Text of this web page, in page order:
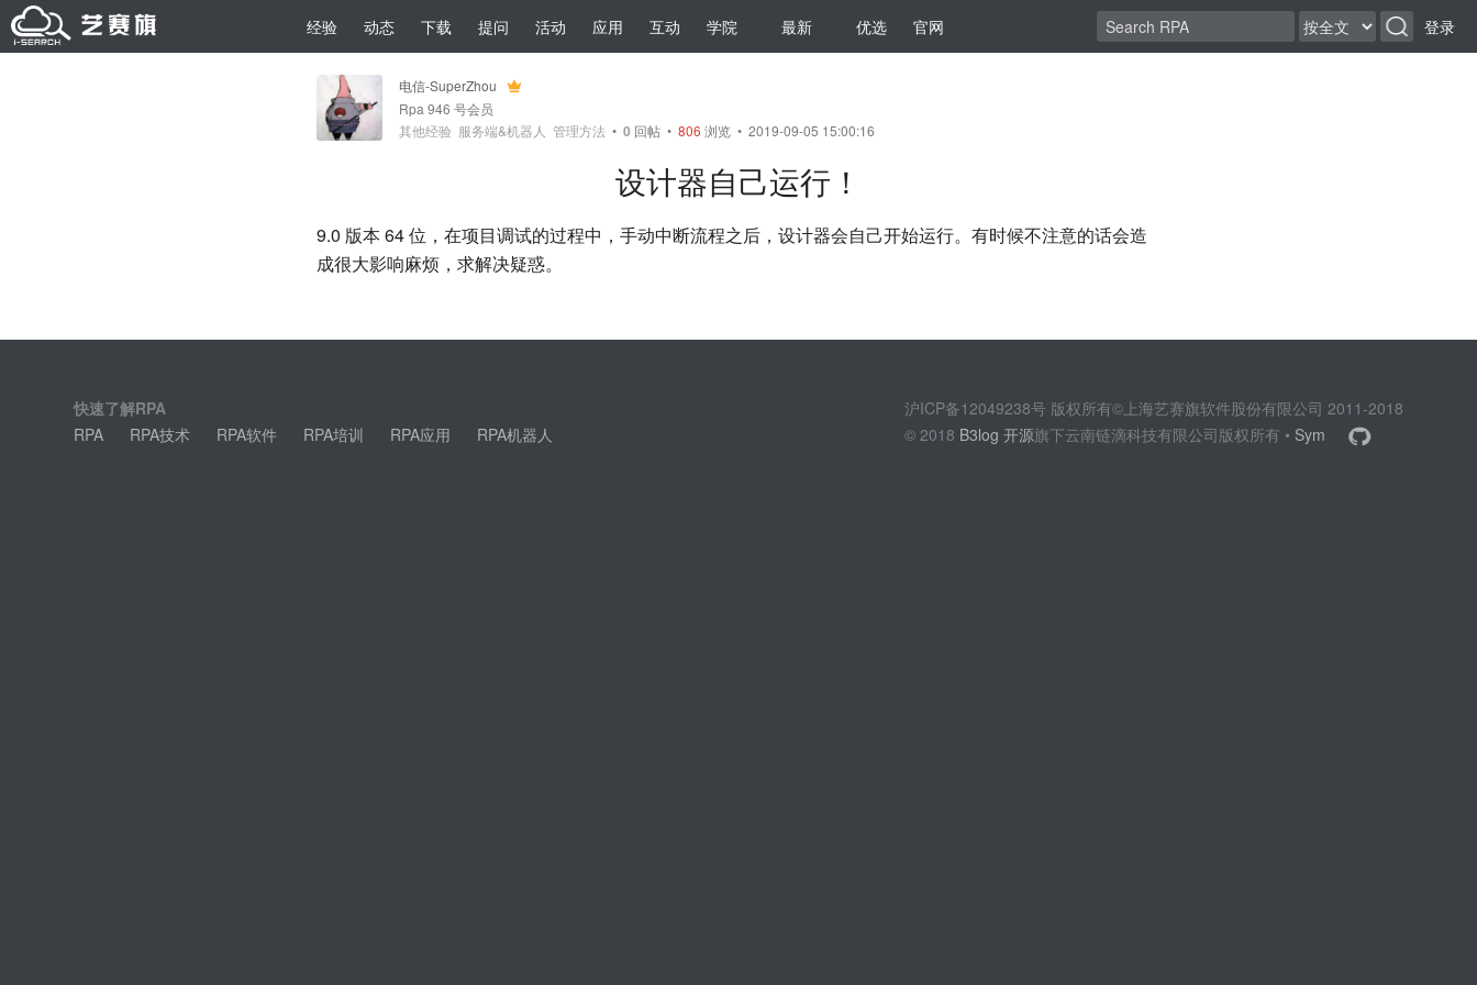
经验 动态 下载 提问 活动 应用 互动 学院 最新 优选 官网 登录
电信-SuperZhou
Rpa 946 号会员
其他经验 服务端&机器人 管理方法 • 0 回帖 • 806 浏览 • 2019-09-05 15:00:16
设计器自己运行！
9.0 版本 64 位，在项目调试的过程中，手动中断流程之后，设计器会自己开始运行。有时候不注意的话会造
成很大影响麻烦，求解决疑惑。
快速了解RPA
RPA
RPA技术 RPA软件 RPA培训 RPA应用 RPA机器人
沪ICP备12049238号 版权所有©上海艺赛旗软件股份有限公司 2011-2018
© 2018 B3log 开源旗下云南链滴科技有限公司版权所有 • Sym